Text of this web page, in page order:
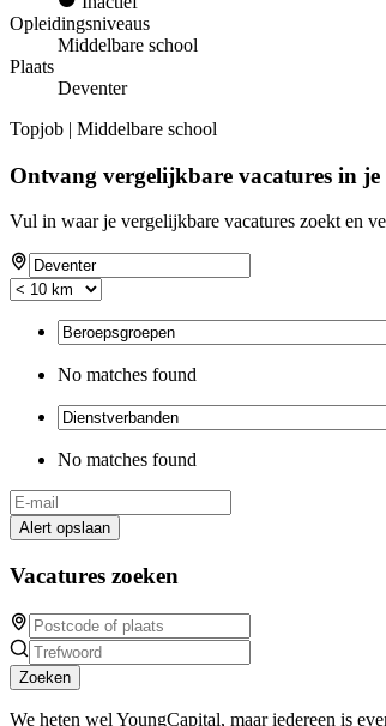
Opleidingsniveaus
Middelbare school
Plaats
Deventer
Topjob | Middelbare school
Ontvang vergelijkbare vacatures in
Vul in waar je vergelijkbare vacatures zoekt en
No matches found
No matches found
Alert opslaan
Vacatures zoeken
Zoeken
We heten wel YoungCapital, maar iedereen is